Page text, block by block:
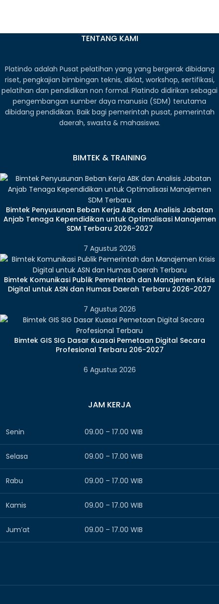
TENTANG KAMI
Platindo adalah Pusat pelatihan yang yang bergerak dibidang
riset, pengkajian bimbingan teknis, diklat, workshop, sertifikasi,
pelatihan dan pendidikan non formal. Platindo didirikan sebagai
pengembangan sumber daya manusia (SDM) terutama
dibidang pendidikan. Baik bagi pemerintah pusat, pemerintah
daerah, swasta & mahasiswa.
BIMTEK & TRAINING
Bimtek Penyusunan Beban Kerja ABK dan Analisis Jabatan
Anjab Tenaga Kependidikan untuk Optimalisasi Manajemen
SDM Terbaru 2026-2027
7 Agustus 2026
Bimtek Komunikasi Publik Pemerintah dan Manajemen Krisis
Digital untuk ASN dan Humas Daerah Terbaru 2026-2027
7 Agustus 2026
Bimtek GIS SIG Dasar Kuasai Pemetaan Digital Secara
Profesional Terbaru 206-2027
6 Agustus 2026
JAM KERJA
Senin 09.00 – 17.00 WIB
Selasa 09.00 – 17.00 WIB
Rabu 09.00 – 17.00 WIB
Kamis 09.00 – 17.00 WIB
Jum’at 09.00 – 17.00 WIB